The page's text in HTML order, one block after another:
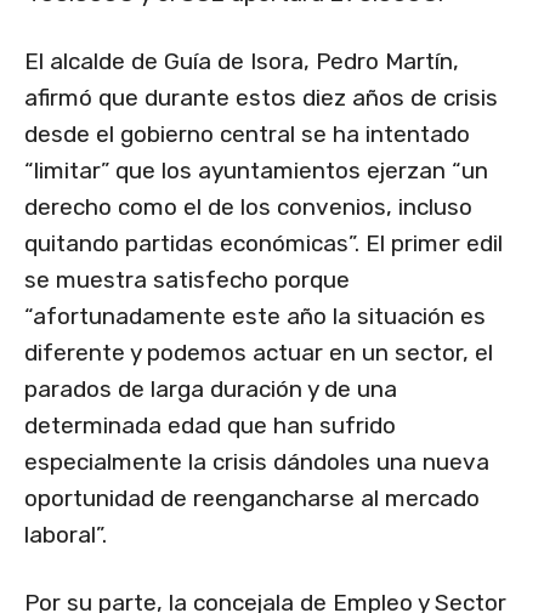
El alcalde de Guía de Isora, Pedro Martín,
afirmó que durante estos diez años de crisis
desde el gobierno central se ha intentado
“limitar” que los ayuntamientos ejerzan “un
derecho como el de los convenios, incluso
quitando partidas económicas”. El primer edil
se muestra satisfecho porque
“afortunadamente este año la situación es
diferente y podemos actuar en un sector, el
parados de larga duración y de una
determinada edad que han sufrido
especialmente la crisis dándoles una nueva
oportunidad de reengancharse al mercado
laboral”.
Por su parte, la concejala de Empleo y Sector